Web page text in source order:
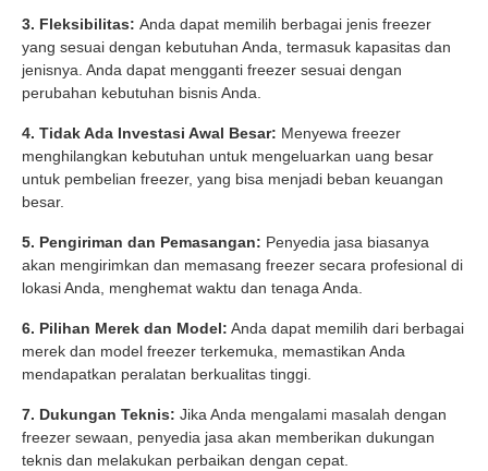
3. Fleksibilitas: Anda dapat memilih berbagai jenis freezer
yang sesuai dengan kebutuhan Anda, termasuk kapasitas dan
jenisnya. Anda dapat mengganti freezer sesuai dengan
perubahan kebutuhan bisnis Anda.
4. Tidak Ada Investasi Awal Besar: Menyewa freezer
menghilangkan kebutuhan untuk mengeluarkan uang besar
untuk pembelian freezer, yang bisa menjadi beban keuangan
besar.
5. Pengiriman dan Pemasangan: Penyedia jasa biasanya
akan mengirimkan dan memasang freezer secara profesional di
lokasi Anda, menghemat waktu dan tenaga Anda.
6. Pilihan Merek dan Model: Anda dapat memilih dari berbagai
merek dan model freezer terkemuka, memastikan Anda
mendapatkan peralatan berkualitas tinggi.
7. Dukungan Teknis: Jika Anda mengalami masalah dengan
freezer sewaan, penyedia jasa akan memberikan dukungan
teknis dan melakukan perbaikan dengan cepat.